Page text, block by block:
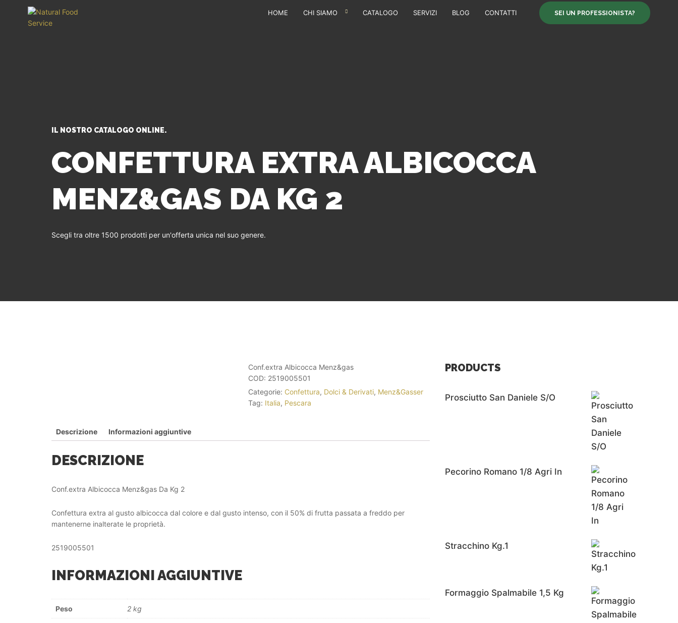
HOME CHI SIAMO CATALOGO SERVIZI BLOG CONTATTI SEI UN PROFESSIONISTA?
IL NOSTRO CATALOGO ONLINE.
CONFETTURA EXTRA ALBICOCCA
MENZ&GAS DA KG 2
Scegli tra oltre 1500 prodotti per un'offerta unica nel suo genere.
Conf.extra Albicocca Menz&gas
COD: 2519005501
Categorie: Confettura, Dolci & Derivati, Menz&Gasser
Tag: Italia, Pescara
Descrizione Informazioni aggiuntive
DESCRIZIONE
Conf.extra Albicocca Menz&gas Da Kg 2
Confettura extra al gusto albicocca dal colore e dal gusto intenso, con il 50% di frutta passata a freddo per
mantenerne inalterate le proprietà.
2519005501
INFORMAZIONI AGGIUNTIVE
Peso 2 kg
PRODUCTS
Prosciutto San Daniele S/o
Pecorino Romano 1/8 Agri In
Stracchino Kg.1
Formaggio Spalmabile 1,5 Kg